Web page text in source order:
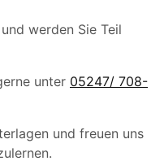
und werden Sie Teil
unter 05247/ 708-
und freuen uns